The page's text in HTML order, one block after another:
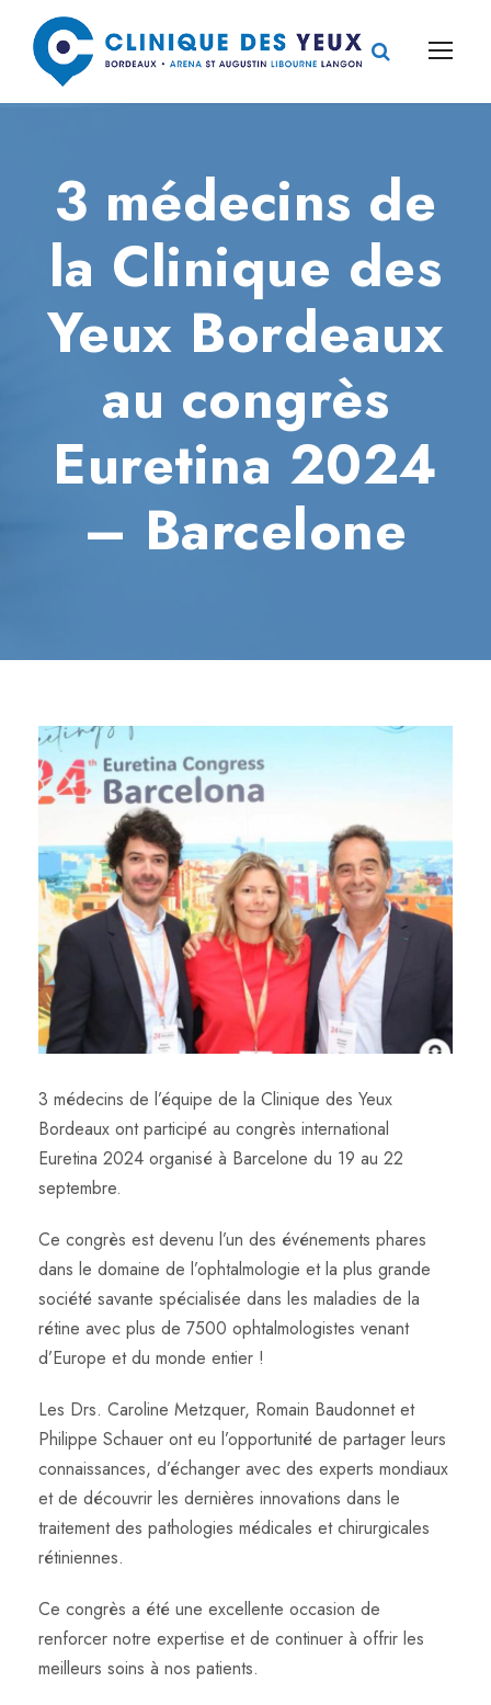
3 médecins de
la Clinique des
Yeux Bordeaux
au congrès
Euretina 2024
– Barcelone
3 médecins de l’équipe de la Clinique des Yeux
Bordeaux ont participé au congrès international
Euretina 2024 organisé à Barcelone du 19 au 22
septembre.
Ce congrès est devenu l’un des événements phares
dans le domaine de l’ophtalmologie et la plus grande
société savante spécialisée dans les maladies de la
rétine avec plus de 7500 ophtalmologistes venant
d’Europe et du monde entier !
Les Drs. Caroline Metzquer, Romain Baudonnet et
Philippe Schauer ont eu l’opportunité de partager leurs
connaissances, d’échanger avec des experts mondiaux
et de découvrir les dernières innovations dans le
traitement des pathologies médicales et chirurgicales
rétiniennes.
Ce congrès a été une excellente occasion de
renforcer notre expertise et de continuer à offrir les
meilleurs soins à nos patients.